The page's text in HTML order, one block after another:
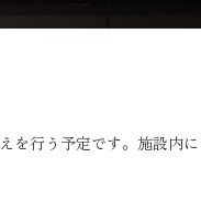
を行う予定です。施設内